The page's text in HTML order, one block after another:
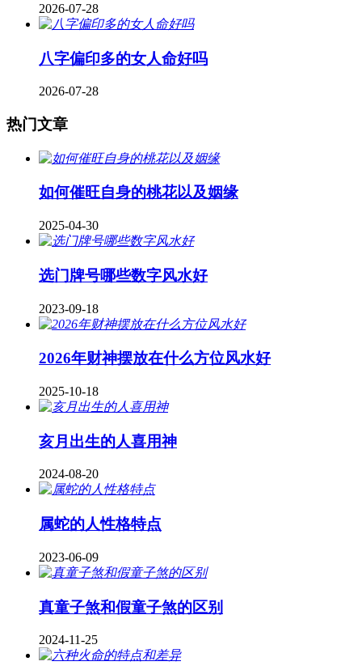
2026-07-28
八字偏印多的女人命好吗
2026-07-28
热门文章
如何催旺自身的桃花以及姻缘
2025-04-30
​选门牌号哪些数字风水好
2023-09-18
2026年财神摆放在什么方位风水好
2025-10-18
亥月出生的人喜用神
2024-08-20
属蛇的人性格特点
2023-06-09
真童子煞和假童子煞的区别
2024-11-25